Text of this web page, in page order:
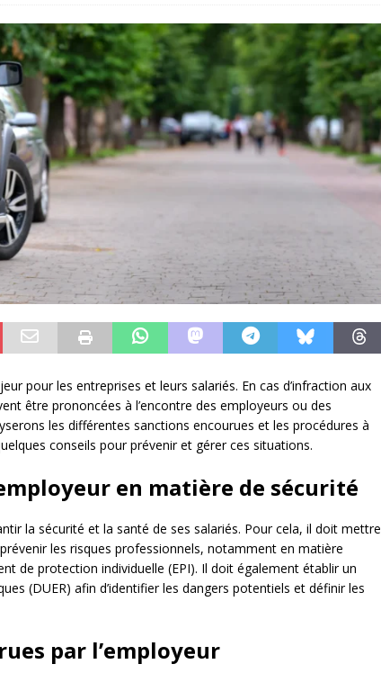
pour les entreprises et leurs salariés. En cas d’infraction aux
être prononcées à l’encontre des employeurs ou des
les différentes sanctions encourues et les procédures à
conseils pour prévenir et gérer ces situations.
en matière de sécurité
la sécurité et la santé de ses salariés. Pour cela, il doit mettre
les risques professionnels, notamment en matière
de protection individuelle (EPI). Il doit également établir un
(DUER) afin d’identifier les dangers potentiels et définir les
par l’employeur